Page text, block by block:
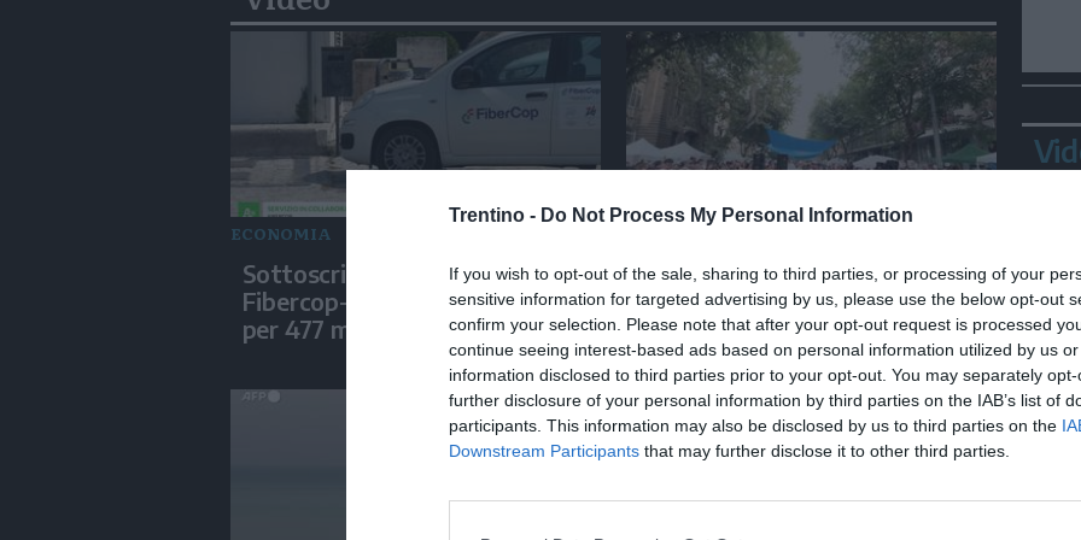
Trentino - Do Not Process My Personal Information
If you wish to opt-out of the sale, sharing to third parties, or processing of your
sensitive information for targeted advertising by us, please use the below opt-out
confirm your selection. Please note that after your opt-out request is processed
continue seeing interest-based ads based on personal information utilized by us
information disclosed to third parties prior to your opt-out. You may separately
further disclosure of your personal information by third parties on the IAB’s list of
participants. This information may also be disclosed by us to third parties on the
Downstream Participants that may further disclose it to other third parties.
ECONOMIA
Sottoscritte le convenzioni
Fibercop-Invitalia, fibra ottica
per 477 mila civici
Roma, il sostegno di
Ditonellapiaga agli abitanti di
Spin Time